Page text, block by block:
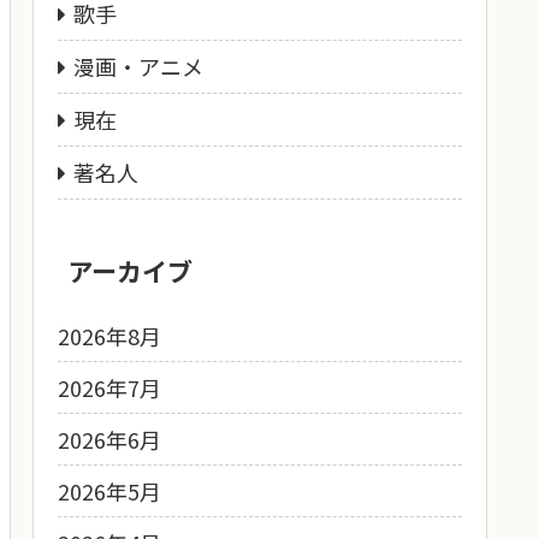
歌手
漫画・アニメ
現在
著名人
アーカイブ
2026年8月
2026年7月
2026年6月
2026年5月